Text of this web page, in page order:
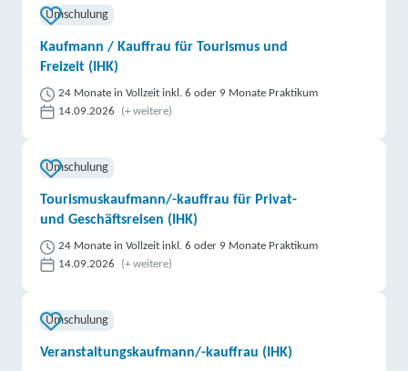
Umschulung
Kaufmann / Kauffrau für Tourismus und
Freizeit (IHK)
24 Monate in Vollzeit inkl. 6 oder 9 Monate Praktikum
14.09.2026
(+ weitere)
Umschulung
Tourismuskaufmann/-kauffrau für Privat-
und Geschäftsreisen (IHK)
24 Monate in Vollzeit inkl. 6 oder 9 Monate Praktikum
14.09.2026
(+ weitere)
Umschulung
Veranstaltungskaufmann/-kauffrau (IHK)